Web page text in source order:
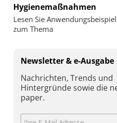
Hygienemaßnahmen
Lesen Sie
zum Thema
Newsletter & e-Ausgabe
Nachrichten, Trends und
Hintergründe sowie die
paper.